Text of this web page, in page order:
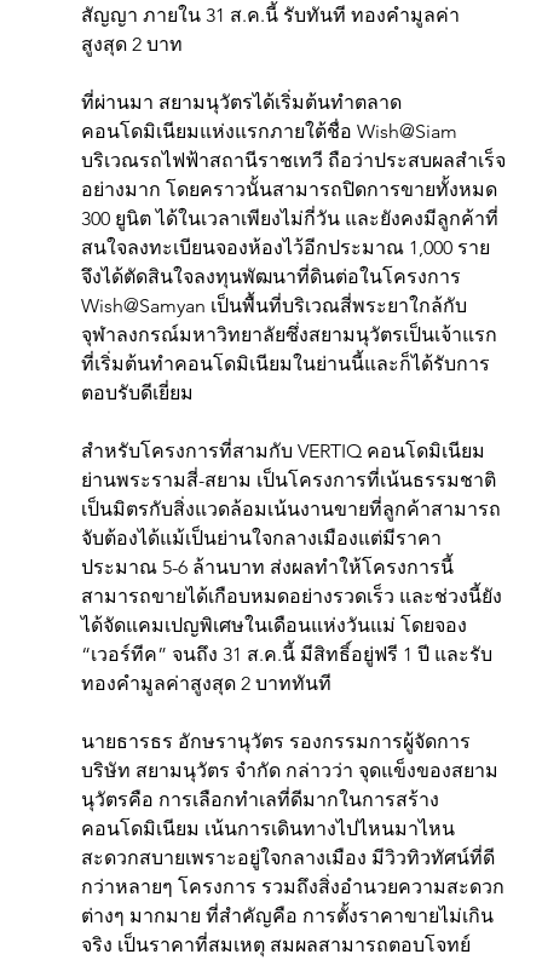
สัญญา ภายใน 31 ส.ค.นี้ รับทันที ทองคำมูลค่า
สูงสุด 2 บาท
ที่ผ่านมา สยามนุวัตรได้เริ่มต้นทำตลาด
คอนโดมิเนียมแห่งแรกภายใต้ชื่อ Wish@Siam
บริเวณรถไฟฟ้าสถานีราชเทวี ถือว่าประสบผลสำเร็จ
อย่างมาก โดยคราวนั้นสามารถปิดการขายทั้งหมด
300 ยูนิต ได้ในเวลาเพียงไม่กี่วัน และยังคงมีลูกค้าที่
สนใจลงทะเบียนจองห้องไว้อีกประมาณ 1,000 ราย
จึงได้ตัดสินใจลงทุนพัฒนาที่ดินต่อในโครงการ
Wish@Samyan เป็นพื้นที่บริเวณสี่พระยาใกล้กับ
จุฬาลงกรณ์มหาวิทยาลัยซึ่งสยามนุวัตรเป็นเจ้าแรก
ที่เริ่มต้นทำคอนโดมิเนียมในย่านนี้และก็ได้รับการ
ตอบรับดีเยี่ยม
สำหรับโครงการที่สามกับ VERTIQ คอนโดมิเนียม
ย่านพระรามสี่-สยาม เป็นโครงการที่เน้นธรรมชาติ
เป็นมิตรกับสิ่งแวดล้อมเน้นงานขายที่ลูกค้าสามารถ
จับต้องได้แม้เป็นย่านใจกลางเมืองแต่มีราคา
ประมาณ 5-6 ล้านบาท ส่งผลทำให้โครงการนี้
สามารถขายได้เกือบหมดอย่างรวดเร็ว และช่วงนี้ยัง
ได้จัดแคมเปญพิเศษในเดือนแห่งวันแม่ โดยจอง
“เวอร์ทีค” จนถึง 31 ส.ค.นี้ มีสิทธิ์อยู่ฟรี 1 ปี และรับ
ทองคำมูลค่าสูงสุด 2 บาททันที
นายธารธร อักษรานุวัตร รองกรรมการผู้จัดการ
บริษัท สยามนุวัตร จำกัด กล่าวว่า จุดแข็งของสยาม
นุวัตรคือ การเลือกทำเลที่ดีมากในการสร้าง
คอนโดมิเนียม เน้นการเดินทางไปไหนมาไหน
สะดวกสบายเพราะอยู่ใจกลางเมือง มีวิวทิวทัศน์ที่ดี
กว่าหลายๆ โครงการ รวมถึงสิ่งอำนวยความสะดวก
ต่างๆ มากมาย ที่สำคัญคือ การตั้งราคาขายไม่เกิน
จริง เป็นราคาที่สมเหตุ สมผลสามารถตอบโจทย์